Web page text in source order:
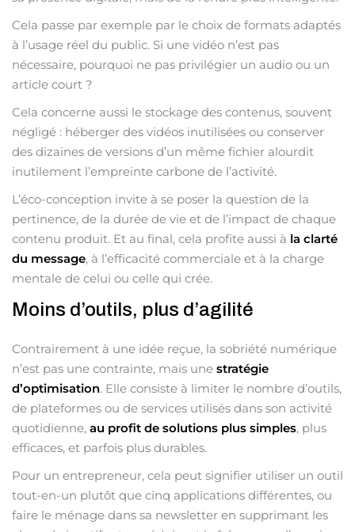
Cela passe par exemple par le choix de formats adaptés
à l’usage réel du public. Si une vidéo n’est pas
nécessaire, pourquoi ne pas privilégier un audio ou un
article court ?
Cela concerne aussi le stockage des contenus, souvent
négligé : héberger des vidéos inutilisées ou conserver
des dizaines de versions d’un même fichier alourdit
inutilement l’empreinte carbone de l’activité.
L’éco-conception invite à se poser la question de la
pertinence, de la durée de vie et de l’impact de chaque
contenu produit. Et au final, cela profite aussi à la clarté
du message, à l’efficacité commerciale et à la charge
mentale de celui ou celle qui crée.
Moins d’outils, plus d’agilité
Contrairement à une idée reçue, la sobriété numérique
n’est pas une contrainte, mais une stratégie
d’optimisation. Elle consiste à limiter le nombre d’outils,
de plateformes ou de services utilisés dans son activité
quotidienne, au profit de solutions plus simples, plus
efficaces, et parfois plus durables.
Pour un entrepreneur, cela peut signifier utiliser un outil
tout-en-un plutôt que cinq applications différentes, ou
faire le ménage dans sa newsletter en supprimant les